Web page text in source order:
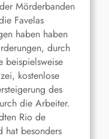
Mörderbanden
Favelas
haben haben
durch
beispielsweise
kostenlose
des
die Arbeiter.
Rio de
hat besonders